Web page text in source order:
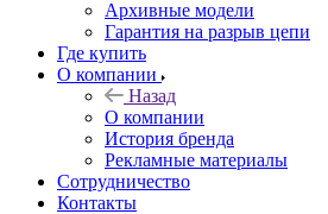
Архивные модели
Гарантия на разрыв цепи
Где купить
О компании
Назад
О компании
История бренда
Рекламные материалы
Сотрудничество
Контакты